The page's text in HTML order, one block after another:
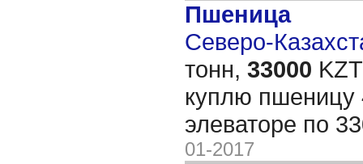
Пшеница
Северо-
тонн, 33000
куплю пшеницу
элеваторе по
01-2017